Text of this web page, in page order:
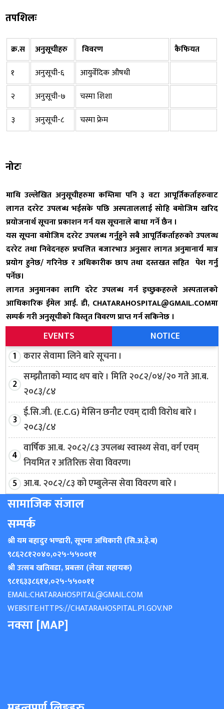
तपशिलः
क्र.स अनुसूचीहरु विवरण
कैफियत
१
अनुसूची-६
आयुर्वेदिक औषधी
२
अनुसूची-७
चस्मा शिशा
३
अनुसूची-८ चस्मा फ्रेम
नोटः
माथि उल्लेखित अनुसूचीहरुमा कम्तिमा पनि ३ वटा आपूर्तिकर्ताहरुवाट
लागत दररेट उपलब्ध भईसके पछि अस्पताललाई सोहि बमोजिम खरिद
प्रयोजनार्थ सूचना प्रकाशन गर्न यस सूचनाले बाधा गर्ने छैन ।
यस सूचना वमोजिम दररेट उपलब्ध गर्नुहुने सबै आपूर्तिकर्ताहरुको उपलव्ध
दररेट तथा निवेदनहरु प्रचलित बजारभाउ अनुसार लागत अनुमानार्य मात्र
प्रयोग हुनेछ/ गरिनेछ र अधिकारीक छाप तथा दस्तखत सहित पेश गर्नु
पर्नेछ।
लागत अनुमानका लागि दरेट उपलब्ध गर्न इच्छुकहरुले अस्पतालको
आधिकारिक ईमेल आई. डी, CHATARAHOSPITAL@GMAIL.COMमा
सम्पर्क गरी अनुसूचीको विस्तृत विवरण प्राप्त गर्न सकिनेछ ।
EVENTS
NOTICE
करार सेवामा लिने बारे सूचना ।
सम्झौताको म्याद थप बारे । मिति २०८२/०४/२० गते आ.ब.
२०८३/८४
ई.सि.जी. (E.C.G) मेसिन छनौट एवम् दावी विरोध बारे ।
२०८३/८४
वार्षिक आ.ब. २०८२/८३ उपलब्ध स्वास्थ्य सेवा, वर्ग एवम्
नियमित र अतिरिक्त सेवा विवरण।
आ.ब. २०८२/८३ को एम्बुलेन्स सेवा विवरण बारे ।
सामाजिक संजाल
सम्पर्क
श्री यम बहादुर भण्डारी, सूचना अधिकारी (सि.अ.हे.ब)
९८६२८१२०४०,०२५-५५००११
श्री उत्सब खतिवडा, प्रबक्ता (लेखा सहायक)
९८१६३३८६१४,०२५-५५००११
EMAIL:CHATARAHOSPITAL@GMAIL.COM
WEBSITE:HTTPS://CHATARAHOSPITAL.P1.GOV.NP
नक्सा [MAP]